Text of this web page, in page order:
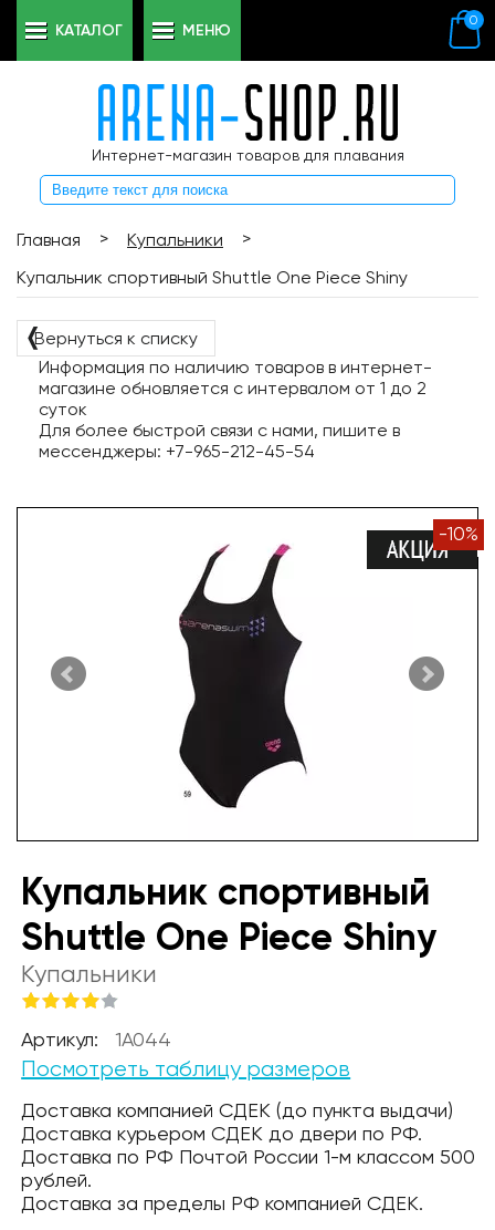
Интернет-магазин товаров для плавания
0
КАТАЛОГ МЕНЮ
Главная > Купальники
>
Купальник спортивный Shuttle One Piece Shiny
❬Вернуться к списку
Информация по наличию товаров в интернет-
магазине обновляется с интервалом от 1 до 2
суток
Для более быстрой связи с нами, пишите в
мессенджеры: +7-965-212-45-54
-10%
Купальник спортивный
Shuttle One Piece Shiny
Купальники
Артикул: 1A044
Посмотреть таблицу размеров
Доставка компанией СДЕК (до пункта выдачи)
Доставка курьером СДЕК до двери по РФ.
Доставка по РФ Почтой России 1-м классом 500
рублей.
Доставка за пределы РФ компанией СДЕК.